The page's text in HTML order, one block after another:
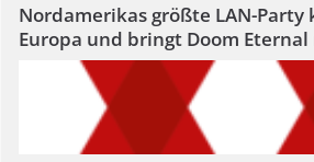
Nordamerikas größte LAN-Party
Europa und bringt Doom